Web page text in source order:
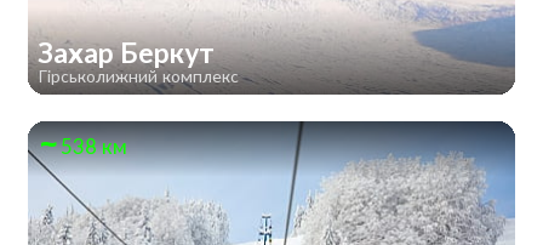
Захар Беркут
Гірськолижний комплекс
538 км